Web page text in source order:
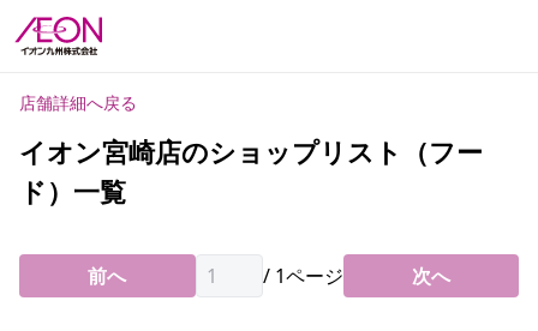
店舗詳細へ戻る
イオン宮崎店のショップリスト（フー
ド）一覧
前へ / 1ページ 次へ